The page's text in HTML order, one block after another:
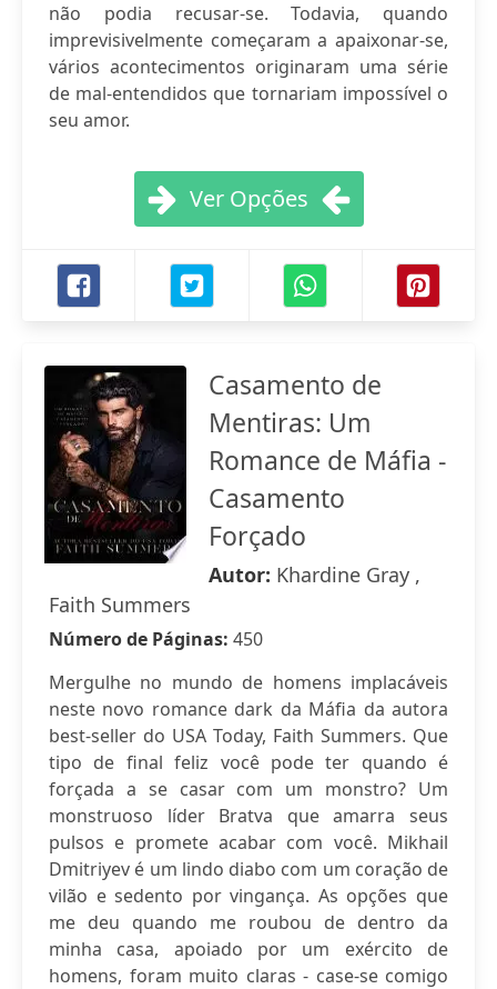
não podia recusar-se. Todavia, quando
imprevisivelmente começaram a apaixonar-se,
vários acontecimentos originaram uma série
de mal-entendidos que tornariam impossível o
seu amor.
Ver Opções
Casamento de
Mentiras: Um
Romance de Máfia -
Casamento
Forçado
Autor: Khardine Gray ,
Faith Summers
Número de Páginas: 450
Mergulhe no mundo de homens implacáveis
neste novo romance dark da Máfia da autora
best-seller do USA Today, Faith Summers. Que
tipo de final feliz você pode ter quando é
forçada a se casar com um monstro? Um
monstruoso líder Bratva que amarra seus
pulsos e promete acabar com você. Mikhail
Dmitriyev é um lindo diabo com um coração de
vilão e sedento por vingança. As opções que
me deu quando me roubou de dentro da
minha casa, apoiado por um exército de
homens, foram muito claras - case-se comigo